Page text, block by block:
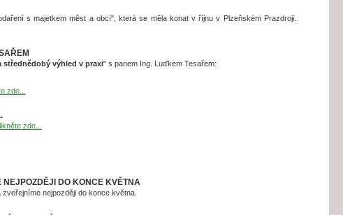
s majetkem měst a obcí", která se měla konat v říjnu v Plzeňském Prazdroji.
střednědobý výhled v praxi" s panem Ing. Luďkem Tesařem:
zde...
zde...
DO KONCE KVĚTNA
nejpozději do konce května.